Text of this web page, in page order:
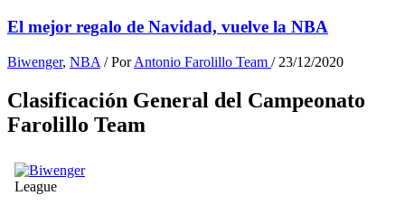
El mejor regalo de Navidad, vuelve la NBA
Biwenger, NBA / PorAntonio Farolillo Team / 23/12/2020
Clasificación General del Campeonato
Farolillo Team